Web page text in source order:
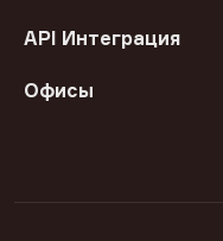
API Интеграция
Офисы